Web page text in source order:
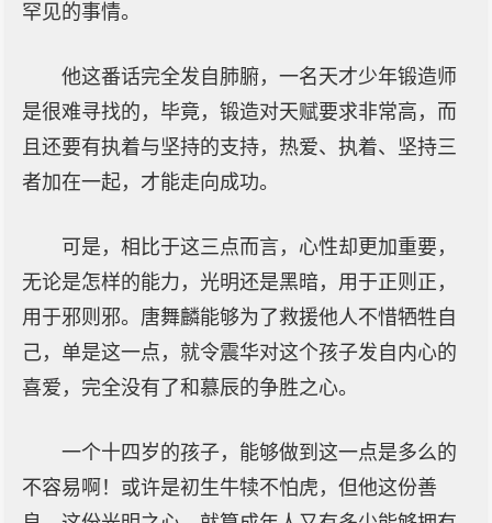
罕见的事情。
他这番话完全发自肺腑，一名天才少年锻造师
是很难寻找的，毕竟，锻造对天赋要求非常高，而
且还要有执着与坚持的支持，热爱、执着、坚持三
者加在一起，才能走向成功。
可是，相比于这三点而言，心性却更加重要，
无论是怎样的能力，光明还是黑暗，用于正则正，
用于邪则邪。唐舞麟能够为了救援他人不惜牺牲自
己，单是这一点，就令震华对这个孩子发自内心的
喜爱，完全没有了和慕辰的争胜之心。
一个十四岁的孩子，能够做到这一点是多么的
不容易啊！或许是初生牛犊不怕虎，但他这份善